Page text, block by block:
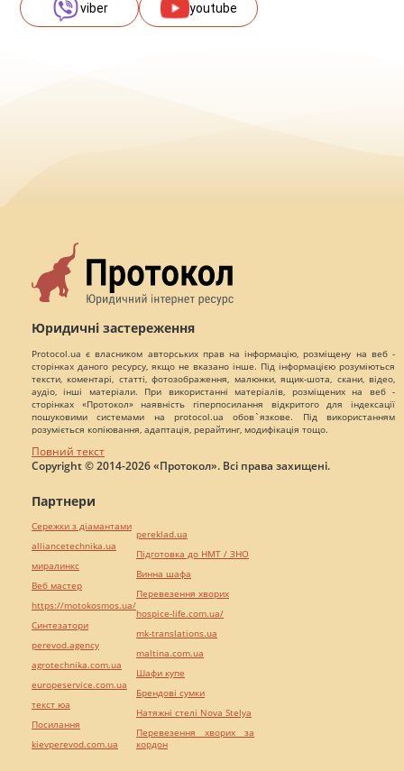
viber youtube
Юридичні застереження
Protocol.ua є власником авторських прав на інформацію, розміщену на веб -
сторінках даного ресурсу, якщо не вказано інше. Під інформацією розуміються
тексти, коментарі, статті, фотозображення, малюнки, ящик-шота, скани, відео,
аудіо, інші матеріали. При використанні матеріалів, розміщених на веб -
сторінках «Протокол» наявність гіперпосилання відкритого для індексації
пошуковими системами на protocol.ua обов`язкове. Під використанням
розуміється копіювання, адаптація, рерайтинг, модифікація тощо.
Повний текст
Copyright © 2014-2026 «Протокол». Всі права захищені.
Партнери
Сережки з діамантами
alliancetechnika.ua
миралинкс
Веб мастер
https://motokosmos.ua/
Синтезатори
perevod.agency
agrotechnika.com.ua
europeservice.com.ua
текст юа
Посилання
kievperevod.com.ua
pereklad.ua
Підготовка до НМТ / ЗНО
Винна шафа
Перевезення хворих
hospice-life.com.ua/
mk-translations.ua
maltina.com.ua
Шафи купе
Брендові сумки
Натяжні стелі Nova Stelya
Перевезення хворих за
кордон